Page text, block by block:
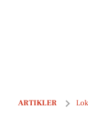
ARTIKLER
Højskoleuge